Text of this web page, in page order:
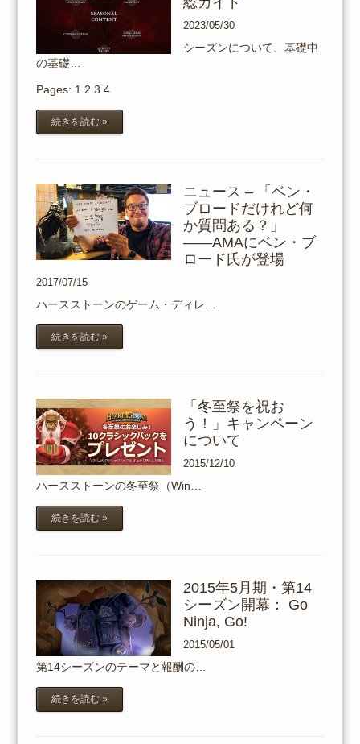
2023/05/30
シーズンについて、基礎中
の基礎…
Pages: 1 2 3 4
続きを読む »
ニュース – 「ベン・
ブロードだけれど何
か質問ある？」
――AMAにベン・ブ
ロード氏が登場
2017/07/15
ハースストーンのゲーム・ディレ…
続きを読む »
「冬至祭を祝お
う！」キャンペーン
について
2015/12/10
ハースストーンの冬至祭（Win…
続きを読む »
2015年5月期・第14
シーズン開幕： Go
Ninja, Go!
2015/05/01
第14シーズンのテーマと報酬の…
続きを読む »